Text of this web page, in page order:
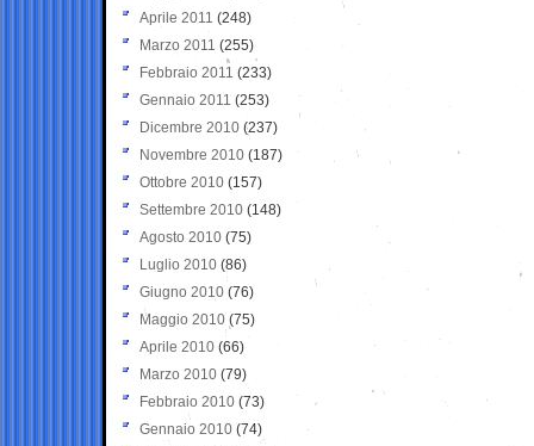
Aprile 2011 (248)
Marzo 2011 (255)
Febbraio 2011 (233)
Gennaio 2011 (253)
Dicembre 2010 (237)
Novembre 2010 (187)
Ottobre 2010 (157)
Settembre 2010 (148)
Agosto 2010 (75)
Luglio 2010 (86)
Giugno 2010 (76)
Maggio 2010 (75)
Aprile 2010 (66)
Marzo 2010 (79)
Febbraio 2010 (73)
Gennaio 2010 (74)